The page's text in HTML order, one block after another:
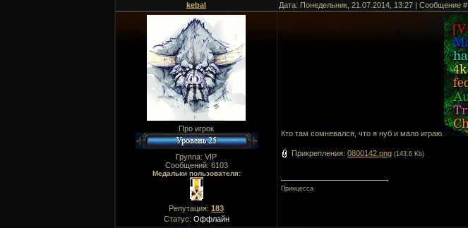
kebal Дата: Понедельник, 21.07.2014, 13:27 | Сообщение #
Про игрок
Группа: VIP
Сообщений: 6103
Медальки пользователя:
Репутация: 183
Статус: Оффлайн
Кто там сомневался, что я нуб и мало играю.
Прикрепления: 0800142.png (143.6 Kb)
Принцесса